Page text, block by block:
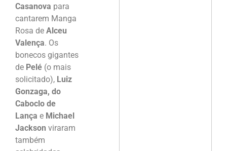
Casanova para
cantarem Manga
Rosa de Alceu
Valença. Os
bonecos gigantes
de Pelé (o mais
solicitado), Luiz
Gonzaga, do
Caboclo de
Lança e Michael
Jackson viraram
também